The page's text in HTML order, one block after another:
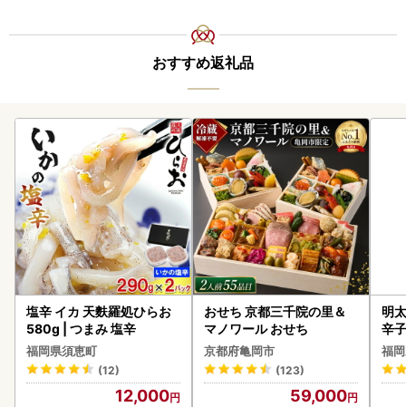
おすすめ返礼品
塩辛 イカ 天麩羅処ひらお
580g | つまみ 塩辛
福岡県須恵町
(12)
12,000
おせち 京都三千院の里＆
マノワール おせち
京都府亀岡市
(123)
59,000
明
辛
福